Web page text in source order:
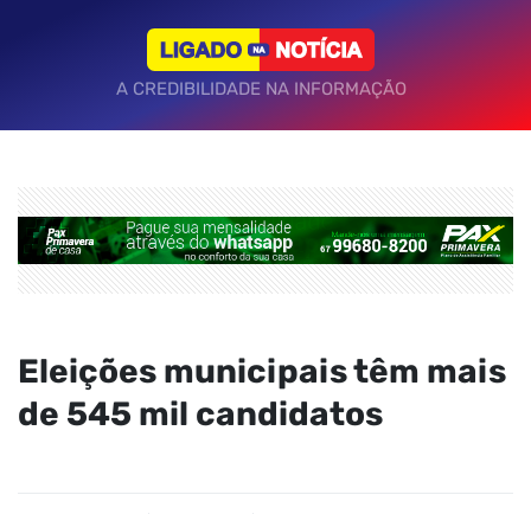
A CREDIBILIDADE NA INFORMAÇÃO
Eleições municipais têm mais
de 545 mil candidatos